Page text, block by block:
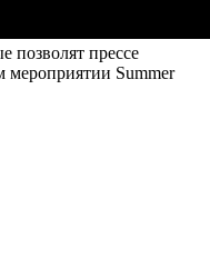
позволят прессе
мероприятии Summer